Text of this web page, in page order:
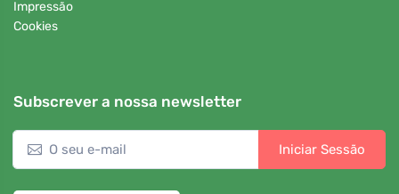
Impressão
Cookies
Subscrever a nossa newsletter
Iniciar Sessão